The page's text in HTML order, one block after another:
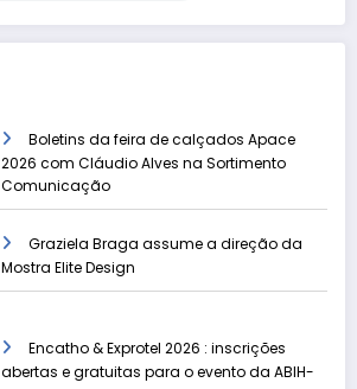
Boletins da feira de calçados Apace
2026 com Cláudio Alves na Sortimento
Comunicação
Graziela Braga assume a direção da
Mostra Elite Design
Encatho & Exprotel 2026 : inscrições
abertas e gratuitas para o evento da ABIH-